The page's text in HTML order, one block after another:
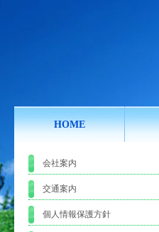
HOME
会社案内
交通案内
個人情報保護方針